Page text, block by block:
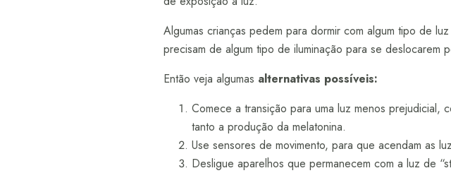
Algumas crianças pedem para dormir com algum tipo de
precisam de algum tipo de iluminação para se
Então veja algumas alternativas possíveis:
Comece a transição para uma luz menos prejudicial,
tanto a produção da melatonina.
Use sensores de movimento, para que acendam as
Desligue aparelhos que permanecem com a luz de